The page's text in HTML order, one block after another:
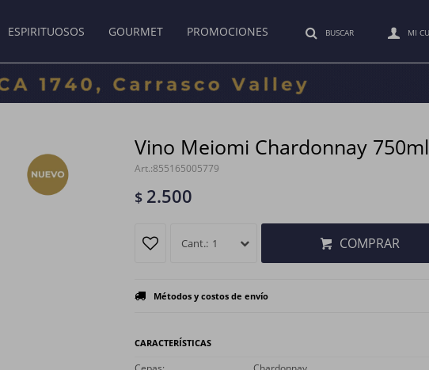
ESPIRITUOSOS GOURMET PROMOCIONES
Vino Meiomi Chardonnay 750ml
855165005779
$ 2.500
1 COMPRAR
Métodos y costos de envío
CARACTERÍSTICAS